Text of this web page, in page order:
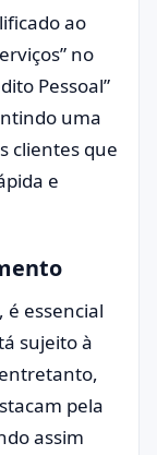
ao
no
Pessoal”
uma
clientes que
e
essencial
sujeito à
pela
assim